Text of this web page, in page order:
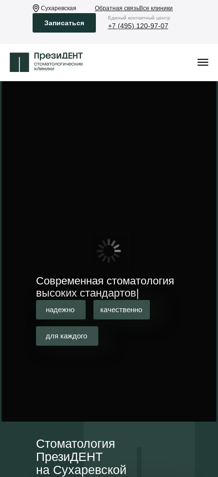
Обратная связьВсе клиники
Eдиный контактный центр
+7 (495) 120-97-07
Сухаревская
Записаться
Современная стоматология
высоких
надежно качественно
для каждого
Стоматология
ПрезиДЕНТ
на Сухаревской